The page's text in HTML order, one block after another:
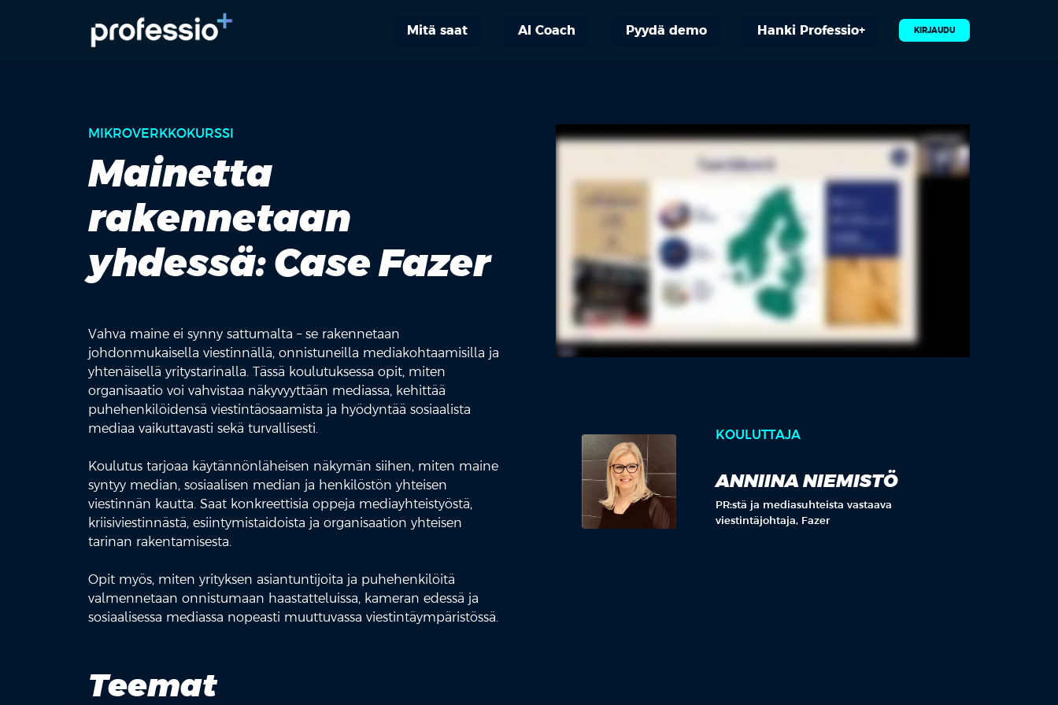
Mitä saat AI Coach Pyydä demo Hanki Professio+ KIRJAUDU
MIKROVERKKOKURSSI
Mainetta
rakennetaan
yhdessä: Case Fazer
Vahva maine ei synny sattumalta – se rakennetaan
johdonmukaisella viestinnällä, onnistuneilla mediakohtaamisilla ja
yhtenäisellä yritystarinalla. Tässä koulutuksessa opit, miten
organisaatio voi vahvistaa näkyvyyttään mediassa, kehittää
puhehenkilöidensä viestintäosaamista ja hyödyntää sosiaalista
mediaa vaikuttavasti sekä turvallisesti.
Koulutus tarjoaa käytännönläheisen näkymän siihen, miten maine
syntyy median, sosiaalisen median ja henkilöstön yhteisen
viestinnän kautta. Saat konkreettisia oppeja mediayhteistyöstä,
kriisiviestinnästä, esiintymistaidoista ja organisaation yhteisen
tarinan rakentamisesta.
Opit myös, miten yrityksen asiantuntijoita ja puhehenkilöitä
valmennetaan onnistumaan haastatteluissa, kameran edessä ja
sosiaalisessa mediassa nopeasti muuttuvassa viestintäympäristössä.
Teemat
KOULUTTAJA
ANNIINA NIEMISTÖ
PR:stä ja mediasuhteista vastaava
viestintäjohtaja, Fazer